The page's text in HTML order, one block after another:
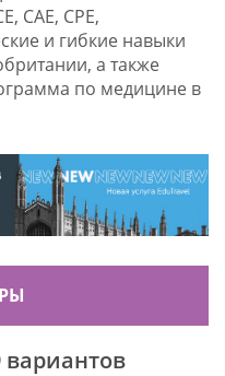
CAE, CPE,
и гибкие навыки
а также
по медицине в
вариантов